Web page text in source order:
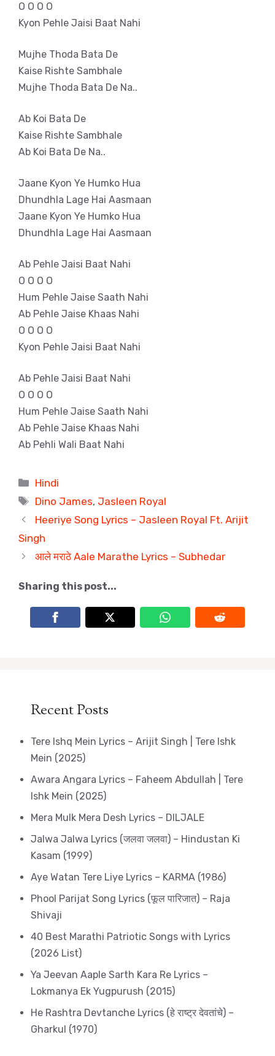
O O O O
Kyon Pehle Jaisi Baat Nahi
Mujhe Thoda Bata De
Kaise Rishte Sambhale
Mujhe Thoda Bata De Na..
Ab Koi Bata De
Kaise Rishte Sambhale
Ab Koi Bata De Na..
Jaane Kyon Ye Humko Hua
Dhundhla Lage Hai Aasmaan
Jaane Kyon Ye Humko Hua
Dhundhla Lage Hai Aasmaan
Ab Pehle Jaisi Baat Nahi
O O O O
Hum Pehle Jaise Saath Nahi
Ab Pehle Jaise Khaas Nahi
O O O O
Kyon Pehle Jaisi Baat Nahi
Ab Pehle Jaisi Baat Nahi
O O O O
Hum Pehle Jaise Saath Nahi
Ab Pehle Jaise Khaas Nahi
Ab Pehli Wali Baat Nahi
Categories
Hindi
Tags
Dino James, Jasleen Royal
Heeriye Song Lyrics – Jasleen Royal Ft. Arijit
Singh
आले मराठे Aale Marathe Lyrics – Subhedar
Sharing this post...
Recent Posts
Tere Ishq Mein Lyrics – Arijit Singh | Tere Ishk
Mein (2025)
Awara Angara Lyrics – Faheem Abdullah | Tere
Ishk Mein (2025)
Mera Mulk Mera Desh Lyrics – DILJALE
Jalwa Jalwa Lyrics (जलवा जलवा) – Hindustan Ki
Kasam (1999)
Aye Watan Tere Liye Lyrics – KARMA (1986)
Phool Parijat Song Lyrics (फूल पारिजात) – Raja
Shivaji
40 Best Marathi Patriotic Songs with Lyrics
(2026 List)
Ya Jeevan Aaple Sarth Kara Re Lyrics –
Lokmanya Ek Yugpurush (2015)
He Rashtra Devtanche Lyrics (हे राष्ट्र देवतांचे) –
Gharkul (1970)